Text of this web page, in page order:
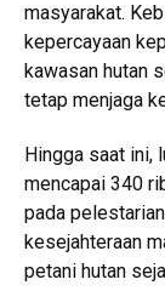
masyarakat.
kepercayaan
kawasan hutan
tetap menjaga
Hingga saat ini,
mencapai 340
pada
kesejahteraan
petani hutan